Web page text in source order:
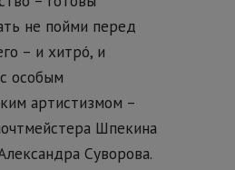
не пойми перед
– и хитрó, и
особым
артистизмом –
Шпекина
Суворова.